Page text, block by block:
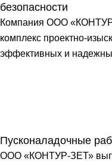
безопасности
Компания ООО
комплекс проектно-
эффективных и
Пусконаладочные
ООО «КОНТУР-ЗЕТ»